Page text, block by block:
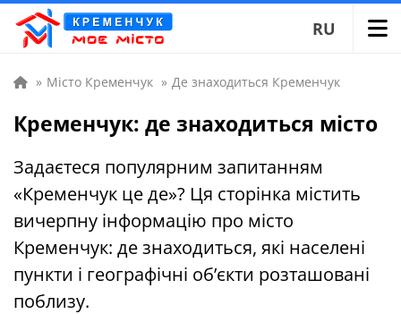
RU
» Місто Кременчук » Де знаходиться Кременчук
Кременчук: де знаходиться місто
Задаєтеся популярним запитанням
«Кременчук це де»? Ця сторінка містить
вичерпну інформацію про місто
Кременчук: де знаходиться, які населені
пункти і географічні об’єкти розташовані
поблизу.